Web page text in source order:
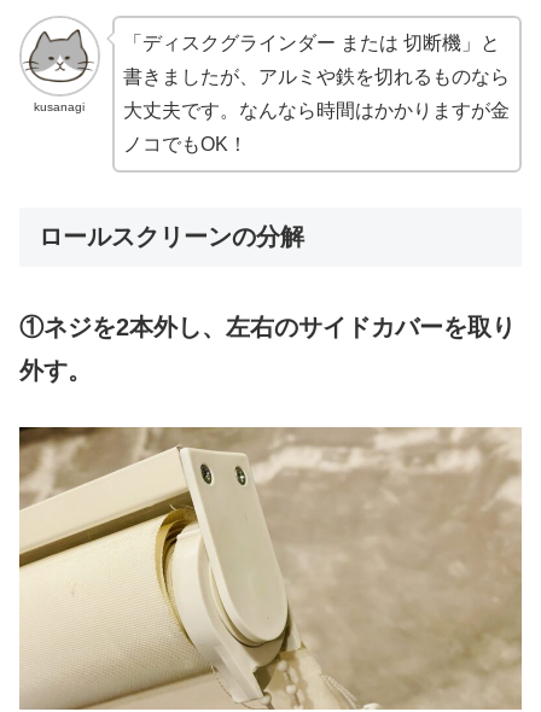
kusanagi
「ディスクグラインダー または 切断機」と
書きましたが、アルミや鉄を切れるものなら
大丈夫です。なんなら時間はかかりますが金
ノコでもOK！
ロールスクリーンの分解
①ネジを2本外し、左右のサイドカバーを取り
外す。